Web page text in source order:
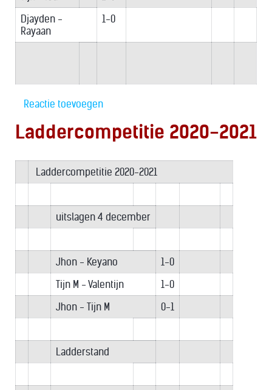
Djayden -
Rayaan
1-0
Reactie toevoegen
Laddercompetitie 2020-2021
Laddercompetitie 2020-2021
uitslagen 4 december
Jhon - Keyano
1-0
Tijn M - Valentijn
1-0
Jhon - Tijn M
0-1
Ladderstand